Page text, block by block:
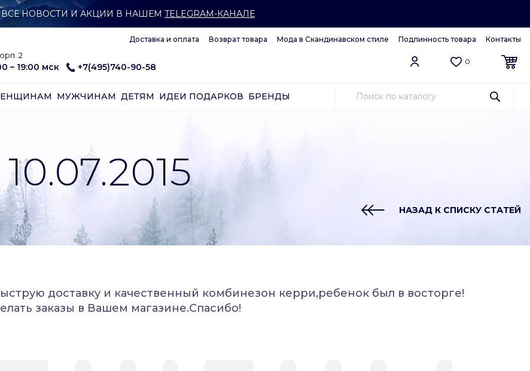
ВСЕ НОВОСТИ И АКЦИИ В НАШЕМ TELEGRAM-КАНАЛЕ
Доставка и оплата Возврат товара Мода в Скандинавском стиле Подлинность товара Контакты
2
– 19:00 мск +7(495)740-90-58
0
МУЖЧИНАМ ДЕТЯМ ИДЕИ ПОДАРКОВ БРЕНДЫ
НАЗАД К СПИСКУ СТАТЕЙ
доставку и качественный комбинезон керри,ребенок был в восторге!
заказы в Вашем магазине.Спасибо!